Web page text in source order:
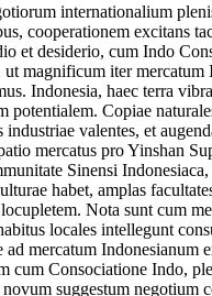
internationalium
cooperationem excitans
et desiderio, cum Indo
magnificum iter mercatum
Indonesia, haec terra
potentialem. Copiae
industriae valentes, et
mercatus pro Yinshan
Sinensi
habet, amplas
Nota sunt cum
locales intellegunt
ad mercatum Indonesianum
cum Consociatione Indo,
suggestum negotium